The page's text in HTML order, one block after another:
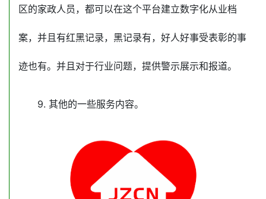
区的家政人员，都可以在这个平台建立数字化从业档
案，并且有红黑记录，黑记录有，好人好事受表彰的事
迹也有。并且对于行业问题，提供警示展示和报道。
9. 其他的一些服务内容。